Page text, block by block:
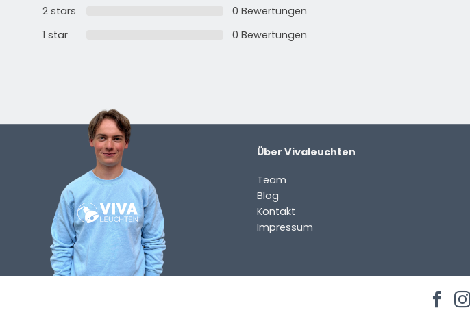
Kontaktieren Sie uns. Sie erreichen uns per E-Mail unter
2 stars
0 Bewertungen
1 star
0 Bewertungen
Über Vivaleuchten
Team
Blog
Kontakt
Impressum